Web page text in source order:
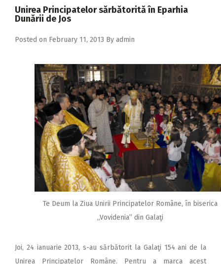
2017
Unirea Principatelor sărbătorită în Eparhia
Dunării de Jos
Posted on February 11, 2013 By admin
Te Deum la Ziua Unirii Principatelor Române, în biserica
,,Vovidenia” din Galaţi
Joi, 24 ianuarie 2013, s-au sărbătorit la Galaţi 154 ani de la
Unirea Principatelor Române. Pentru a marca acest